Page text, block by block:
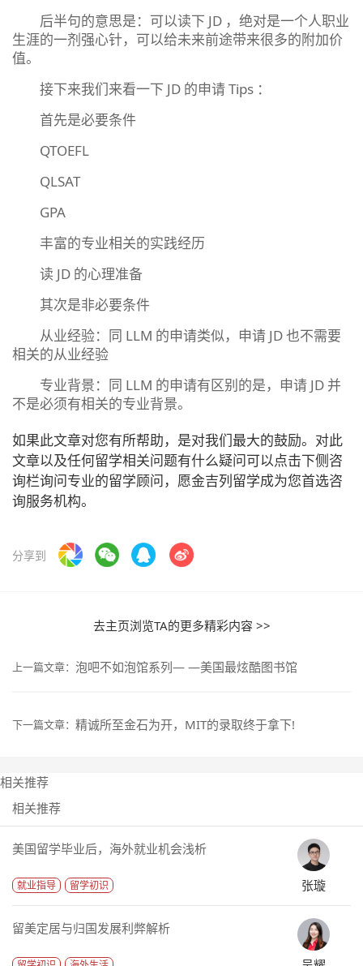
后半句的意思是：可以读下 JD ，绝对是一个人职业
生涯的一剂强心针，可以给未来前途带来很多的附加价
值。
接下来我们来看一下 JD 的申请 Tips ：
首先是必要条件
QTOEFL
QLSAT
GPA
丰富的专业相关的实践经历
读 JD 的心理准备
其次是非必要条件
从业经验：同 LLM 的申请类似，申请 JD 也不需要
相关的从业经验
专业背景：同 LLM 的申请有区别的是，申请 JD 并
不是必须有相关的专业背景。
如果此文章对您有所帮助，是对我们最大的鼓励。对此
文章以及任何留学相关问题有什么疑问可以点击下侧咨
询栏询问专业的留学顾问，愿金吉列留学成为您首选咨
询服务机构。
分享到
去主页浏览TA的更多精彩内容 >>
上一篇文章： 泡吧不如泡馆系列— —美国最炫酷图书馆
下一篇文章： 精诚所至金石为开，MIT的录取终于拿下!
相关推荐
相关推荐
美国留学毕业后，海外就业机会浅析
就业指导 留学初识 张璇
留美定居与归国发展利弊解析